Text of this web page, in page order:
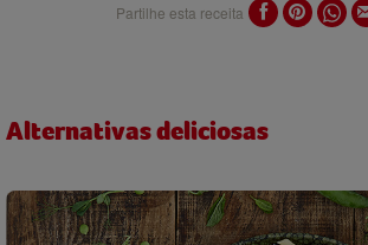
Partilhe esta receita
Alternativas deliciosas